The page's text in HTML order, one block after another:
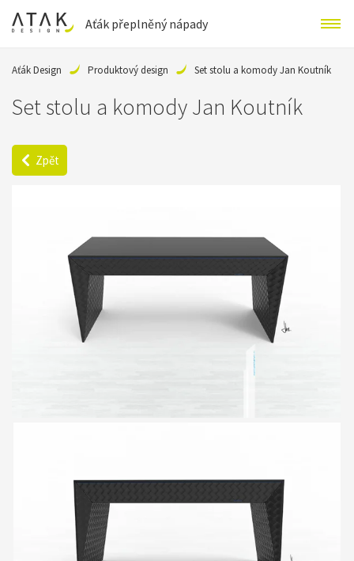
Aťák přeplněný nápady
Aťák Design Produktový design Set stolu a komody Jan Koutník
Set stolu a komody Jan Koutník
Zpět